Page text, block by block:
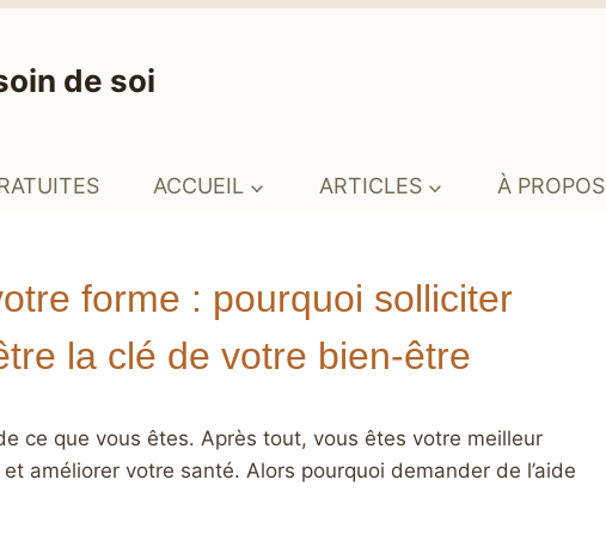
de soi
ACCUEIL ARTICLES À PROPOS
forme : pourquoi solliciter
la clé de votre bien-être
ce que vous êtes. Après tout, vous êtes votre meilleur
améliorer votre santé. Alors pourquoi demander de l’aide